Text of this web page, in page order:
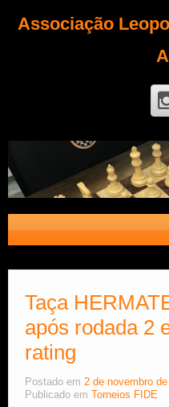
Associação
Fique Sócio
Quem Somos?
Calendário
Estude Xadrez
Taça
após rodada 2
rating
Postado em 2 de novembro
Publicado em
Torneios FIDE